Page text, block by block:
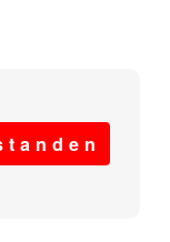
t a n d e n